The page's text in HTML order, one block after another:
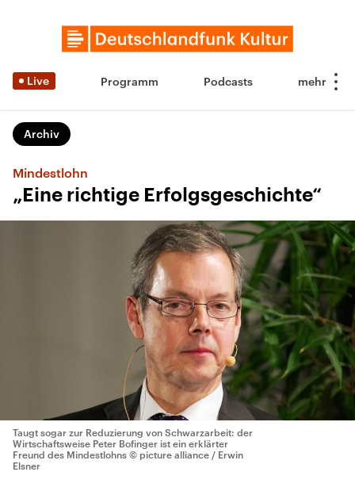
Live Programm Podcasts
Archiv
Mindestlohn
„Eine richtige Erfolgsgeschichte“
Taugt sogar zur Reduzierung von Schwarzarbeit: der
Wirtschaftsweise Peter Bofinger ist ein erklärter
Freund des Mindestlohns © picture alliance / Erwin
Elsner